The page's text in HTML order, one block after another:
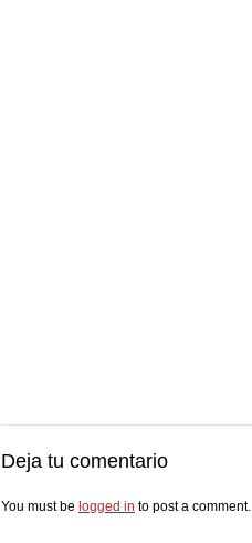
Deja tu comentario
You must be logged in to post a comment.